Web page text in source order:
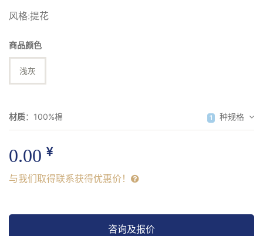
风格:提花
商品颜色
浅灰
材质： 100%棉 1 种规格
0.00
与我们取得联系获得优惠价！
咨询及报价